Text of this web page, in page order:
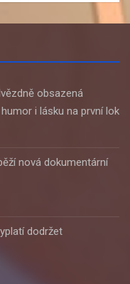
obsazená
i lásku na první lok
nová dokumentární
dodržet